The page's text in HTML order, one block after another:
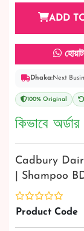
ADD
Dhaka:Next
100% Original
কিভাবে
Cadbury
| Shampoo
Product Code